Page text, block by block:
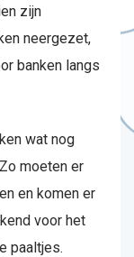
zijn
neergezet,
banken langs
wat nog
moeten er
en komen er
voor het
paaltjes.